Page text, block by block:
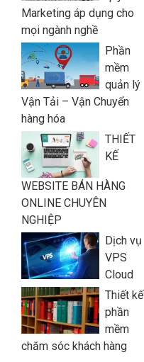
Marketing áp dụng cho
mọi ngành nghề
Phần
mềm
quản lý
Vận Tải – Vận Chuyển
hàng hóa
THIẾT
KẾ
WEBSITE BÁN HÀNG
ONLINE CHUYÊN
NGHIỆP
Dịch vụ
VPS
Cloud
Thiết kế
phần
mềm
chăm sóc khách hàng